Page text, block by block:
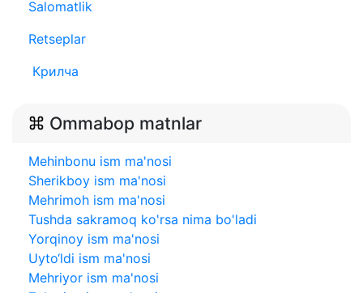
Salomatlik
Retseplar
Крилча
Ommabop matnlar
Mehinbonu ism ma'nosi
Sherikboy ism ma'nosi
Mehrimoh ism ma'nosi
Tushda sakramoq ko'rsa nima bo'ladi
Yorqinoy ism ma'nosi
Uyto‘ldi ism ma'nosi
Mehriyor ism ma'nosi